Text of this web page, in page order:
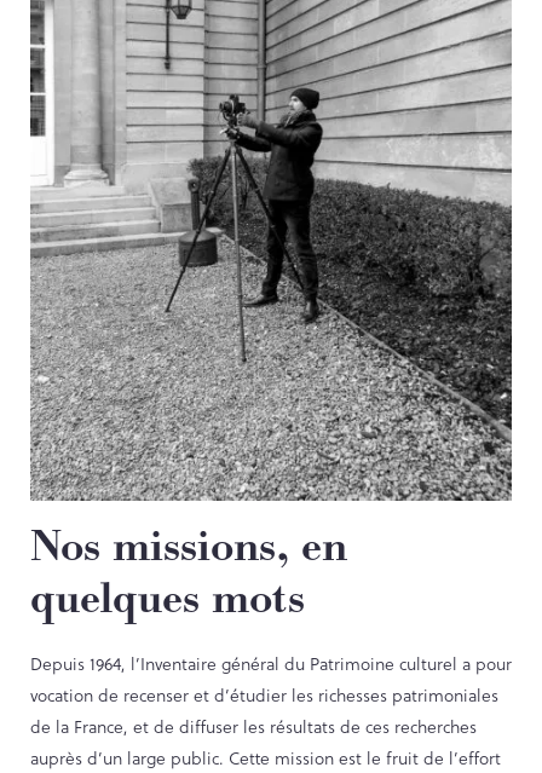
PARCOURS DU PATRIMOINE
PATRIMOINE D’ALSACE
VOCABULAIRES TYPOLOGIQUES
Agenda
Ressources
CATALOGUE BIBLIOGRAPHIQUE
NOS CENTRES DE DOCUMENTATION
NOS EXPOSITIONS
BASES DE DONNÉES DU
PATRIMOINE
ANNIVERSAIRE DE L’INVENTAIRE
Contact
PORTAIL CULTURE
Comité d'Histoire Régionale
Service Inventaire et Patrimoines de la Région Grand Est
Nos missions, en
quelques mots
Depuis 1964, l’Inventaire général du Patrimoine culturel a pour
vocation de recenser et d’étudier les richesses patrimoniales
de la France, et de diffuser les résultats de ces recherches
auprès d’un large public. Cette mission est le fruit de l’effort